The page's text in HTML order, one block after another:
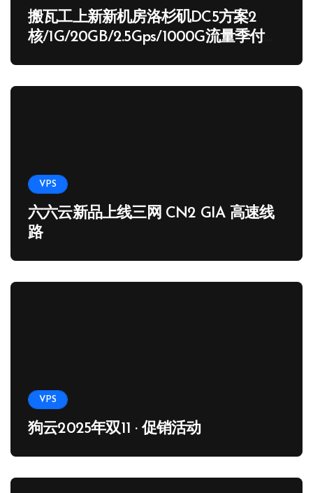
搬瓦工上新新机房洛杉矶DC5方案2
核/1G/20GB/2.5Gps/1000G流量季付
VPS
六六云新品上线三网 CN2 GIA 高速线
路
VPS
狗云2025年双11 · 促销活动